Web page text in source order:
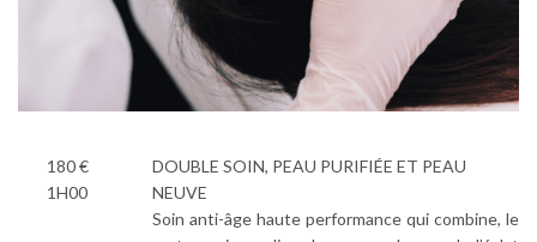
180 €
1H00
DOUBLE SOIN, PEAU PURIFIÉE ET PEAU
NEUVE
Soin anti-âge haute performance qui combine, le